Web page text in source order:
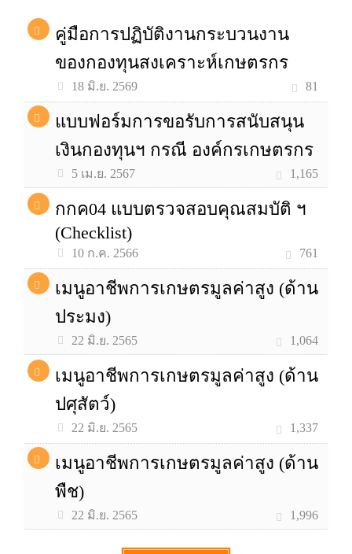
คู่มือการปฏิบัติงานกระบวนงาน
ของกองทุนสงเคราะห์เกษตรกร
18 มิ.ย. 2569 81
แบบฟอร์มการขอรับการสนับสนุน
เงินกองทุนฯ กรณี องค์กรเกษตรกร
5 เม.ย. 2567 1,165
กกค04 แบบตรวจสอบคุณสมบัติ ฯ
(Checklist)
10 ก.ค. 2566 761
เมนูอาชีพการเกษตรมูลค่าสูง (ด้าน
ประมง)
22 มิ.ย. 2565 1,064
เมนูอาชีพการเกษตรมูลค่าสูง (ด้าน
ปศุสัตว์)
22 มิ.ย. 2565 1,337
เมนูอาชีพการเกษตรมูลค่าสูง (ด้าน
พืช)
22 มิ.ย. 2565 1,996